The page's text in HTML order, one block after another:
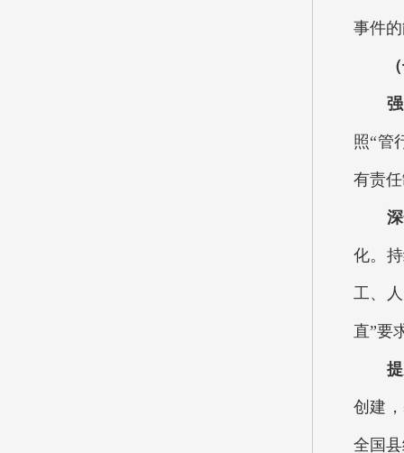
事件
（七
强
照“管
有责
深
化。
工、
直”要
提
创建
全国